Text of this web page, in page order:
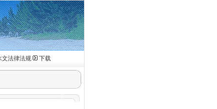
文法律法规 下载